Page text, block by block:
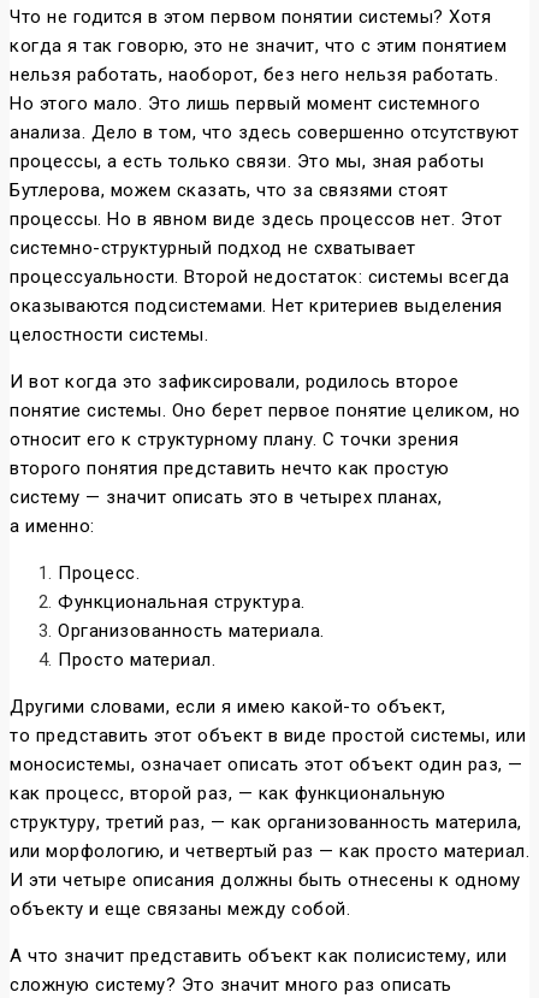
Что не годится в этом первом понятии системы? Хотя
когда я так говорю, это не значит, что с этим понятием
нельзя работать, наоборот, без него нельзя работать.
Но этого мало. Это лишь первый момент системного
анализа. Дело в том, что здесь совершенно отсутствуют
процессы, а есть только связи. Это мы, зная работы
Бутлерова, можем сказать, что за связями стоят
процессы. Но в явном виде здесь процессов нет. Этот
системно-структурный подход не схватывает
процессуальности. Второй недостаток: системы всегда
оказываются подсистемами. Нет критериев выделения
целостности системы.
И вот когда это зафиксировали, родилось второе
понятие системы. Оно берет первое понятие целиком, но
относит его к структурному плану. С точки зрения
второго понятия представить нечто как простую
систему — значит описать это в четырех планах,
а именно:
Процесс.
Функциональная структура.
Организованность материала.
Просто материал.
Другими словами, если я имею какой-то объект,
то представить этот объект в виде простой системы, или
моносистемы, означает описать этот объект один раз, —
как процесс, второй раз, — как функциональную
структуру, третий раз, — как организованность материла,
или морфологию, и четвертый раз — как просто материал.
И эти четыре описания должны быть отнесены к одному
объекту и еще связаны между собой.
А что значит представить объект как полисистему, или
сложную систему? Это значит много раз описать